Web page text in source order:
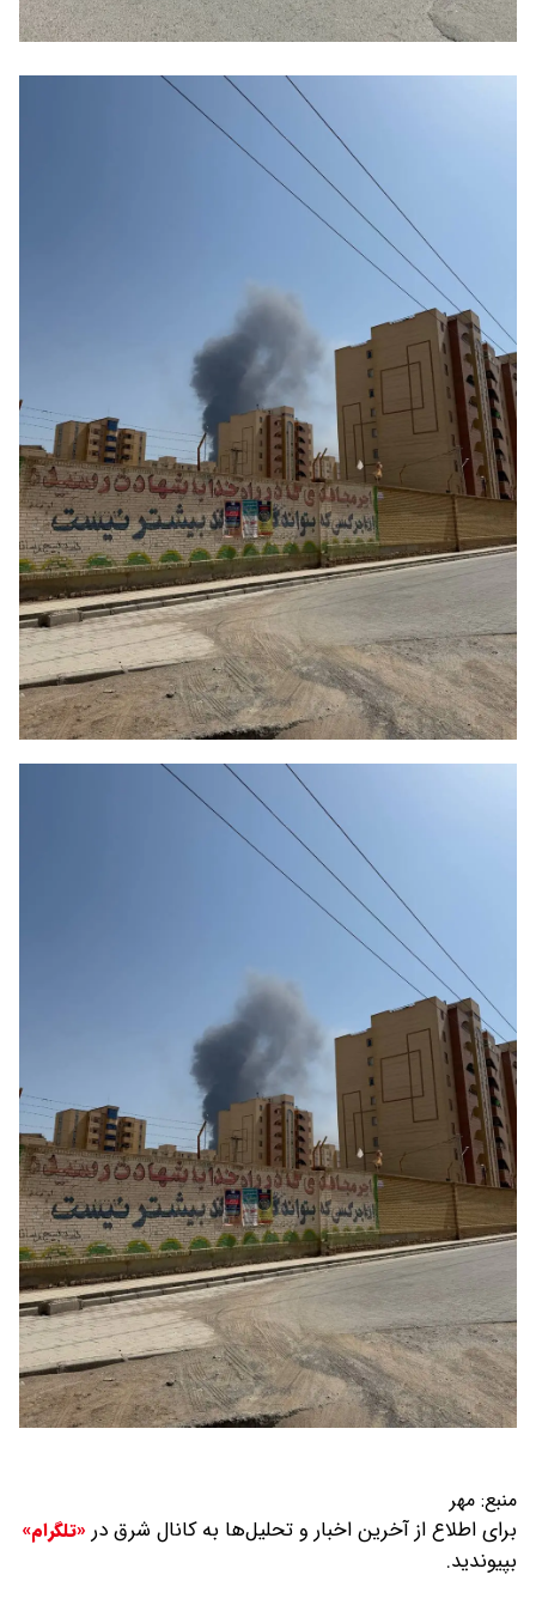
منبع: مهر
برای اطلاع از آخرین اخبار و تحلیل‌ها به کانال شرق در «تلگرام»
بپیوندید.